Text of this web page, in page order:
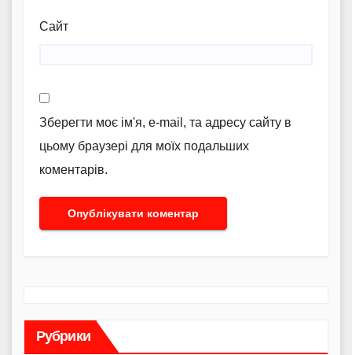
Сайт
Зберегти моє ім'я, e-mail, та адресу сайту в
цьому браузері для моїх подальших
коментарів.
Рубрики